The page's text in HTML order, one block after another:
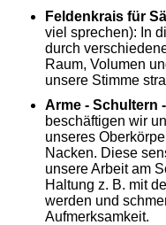
Feldenkrais für
viel sprechen): In
durch
Raum, Volumen
unsere Stimme
Arme - Schultern
beschäftigen wir
unseres
Nacken. Diese
unsere Arbeit am
Haltung z. B. mit
werden und
Aufmerksamkeit.